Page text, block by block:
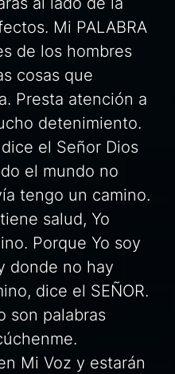
Mi PALABRA
de los hombres
cosas que
Presta atención a
detenimiento.
dice el Señor Dios
el mundo no
tengo un camino.
salud, Yo
Porque Yo soy
donde no hay
dice el SEÑOR.
son palabras
Mi Voz y estarán